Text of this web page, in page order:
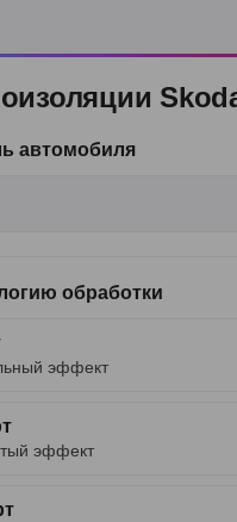
автомобиля
обработки
эффект
эффект